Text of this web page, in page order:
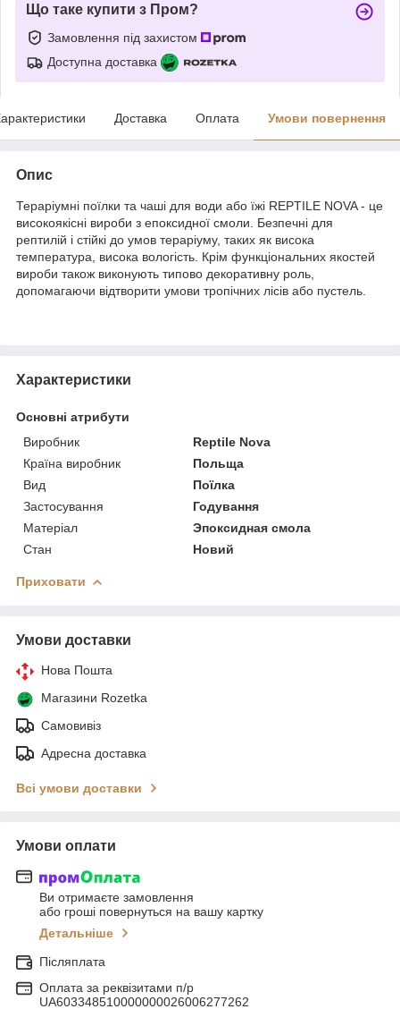
Що таке купити з Пром?
Замовлення під захистом
Доступна доставка
Доставка Оплата Умови повернення
Опис
Тераріумні поїлки та чаші для води або їжі REPTILE NOVA - це
високоякісні вироби з епоксидної смоли. Безпечні для
рептилій і стійкі до умов тераріуму, таких як висока
температура, висока вологість. Крім функціональних якостей
вироби також виконують типово декоративну роль,
допомагаючи відтворити умови тропічних лісів або пустель.
Характеристики
Основні атрибути
Виробник
Reptile Nova
Країна виробник
Польща
Вид
Поїлка
Застосування
Годування
Матеріал
Эпоксидная смола
Стан
Новий
Приховати
Умови доставки
Нова Пошта
Магазини Rozetka
Самовивіз
Адресна доставка
Всі умови доставки
Умови оплати
Ви отримаєте замовлення
або гроші повернуться на вашу картку
Детальніше
Післяплата
Оплата за реквізитами п/р
UA603348510000000026006277262